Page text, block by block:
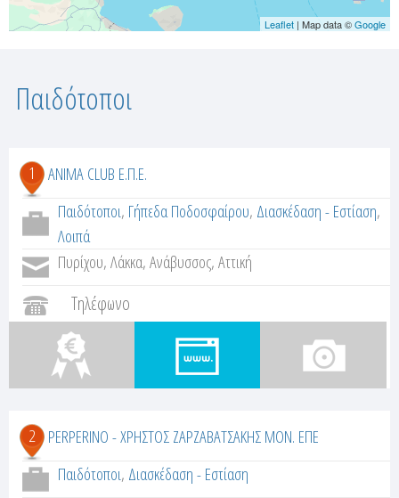
Leaflet | Map data ©Google
Παιδότοποι
1
ANIMA CLUB Ε.Π.Ε.
Παιδότοποι, Γήπεδα Ποδοσφαίρου, Διασκέδαση - Εστίαση,
Λοιπά
Πυρίχου, Λάκκα, Ανάβυσσος, Αττική
Τηλέφωνο
2 PERPERINO - ΧΡΗΣΤΟΣ ΖΑΡΖΑΒΑΤΣΑΚΗΣ ΜΟΝ. ΕΠΕ
Παιδότοποι, Διασκέδαση - Εστίαση